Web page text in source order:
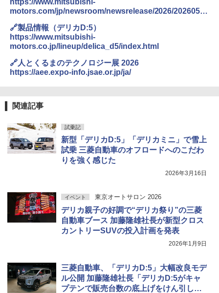
motors.com/jp/newsroom/newsrelease/2026/20260519
🔗製品情報（デリカD:5）
https://www.mitsubishi-
motors.co.jp/lineup/delica_d5/index.html
🔗人とくるまのテクノロジー展 2026
https://aee.expo-info.jsae.or.jp/ja/
関連記事
試乗記
新型「デリカD:5」「デリカミニ」で雪上
試乗 三菱自動車のオフロードへのこだわ
りを強く感じた
2026年3月16日
イベント 東京オートサロン 2026
デリカ親子の好調で“デリカ祭り”の三菱
自動車ブース 加藤隆雄社長が新型クロス
カントリーSUVの投入計画を発表
2026年1月9日
三菱自動車、「デリカD:5」大幅改良モデ
ル公開 加藤隆雄社長「デリカD:5がキャ
プテンで販売台数の底上げをけん引して